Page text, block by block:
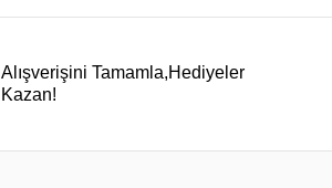
Alışverişini Tamamla,Hediyeler
Kazan!